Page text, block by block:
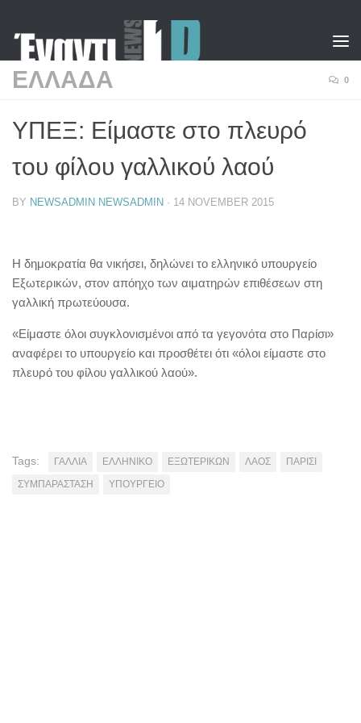
ΕΛΛΑΔΑ 0
ΥΠΕΞ: Είμαστε στο πλευρό
του φίλου γαλλικού λαού
BY NEWSADMIN NEWSADMIN · 14 NOVEMBER 2015
Η δημοκρατία θα νικήσει, δηλώνει το ελληνικό υπουργείο
Εξωτερικών, στον απόηχο των αιματηρών επιθέσεων στη
γαλλική πρωτεύουσα.
«Είμαστε όλοι συγκλονισμένοι από τα γεγονότα στο Παρίσι»
αναφέρει το υπουργείο και προσθέτει ότι «όλοι είμαστε στο
πλευρό του φίλου γαλλικού λαού».
Tags: ΓΑΛΛΙΑ ΕΛΛΗΝΙΚΟ ΕΞΩΤΕΡΙΚΩΝ ΛΑΟΣ
ΠΑΡΙΣΙ
ΣΥΜΠΑΡΑΣΤΑΣΗ
ΥΠΟΥΡΓΕΙΟ